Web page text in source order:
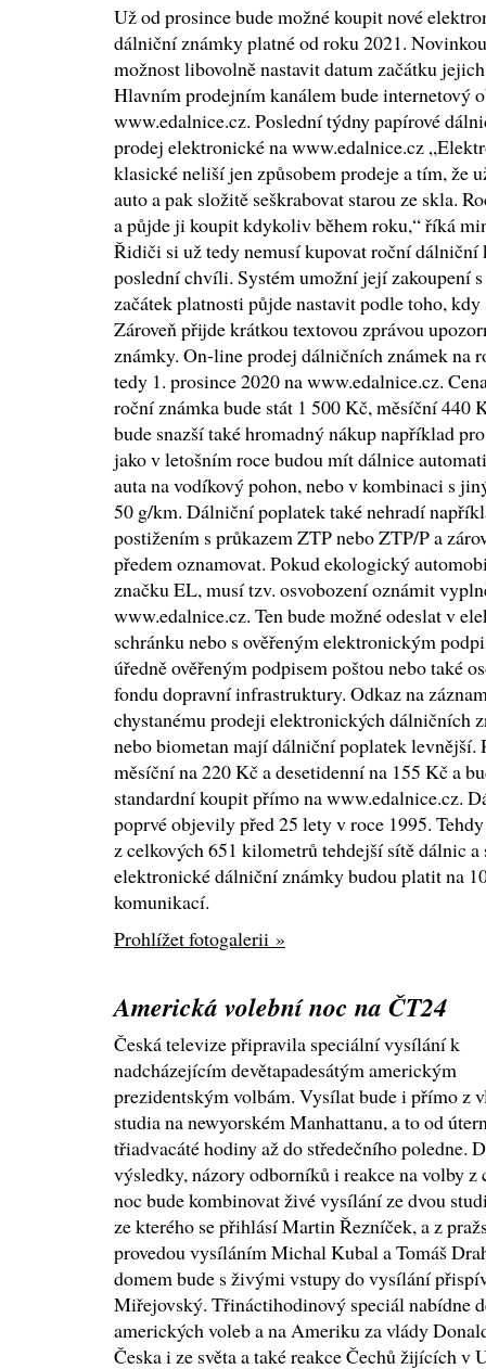
Už od prosince bude možné koupit nové
dálniční známky platné od roku 2021.
možnost libovolně nastavit datum začátku
Hlavním prodejním kanálem bude internetový
www.edalnice.cz. Poslední týdny papírové
prodej elektronické na www.edalnice.cz
klasické neliší jen způsobem prodeje a tím, že
auto a pak složitě seškrabovat starou ze skla.
a půjde ji koupit kdykoliv během roku,“ říká
Řidiči si už tedy nemusí kupovat roční dálniční
poslední chvíli. Systém umožní její zakoupení
začátek platnosti půjde nastavit podle toho,
Zároveň přijde krátkou textovou zprávou
známky. On-line prodej dálničních známek na
tedy 1. prosince 2020 na www.edalnice.cz.
roční známka bude stát 1 500 Kč, měsíční 440
bude snazší také hromadný nákup například
jako v letošním roce budou mít dálnice
auta na vodíkový pohon, nebo v kombinaci s
50 g/km. Dálniční poplatek také nehradí
postižením s průkazem ZTP nebo ZTP/P a
předem oznamovat. Pokud ekologický
značku EL, musí tzv. osvobození oznámit
www.edalnice.cz. Ten bude možné odeslat v
schránku nebo s ověřeným elektronickým
úředně ověřeným podpisem poštou nebo také
fondu dopravní infrastruktury. Odkaz na
chystanému prodeji elektronických dálničních
nebo biometan mají dálniční poplatek levnější.
měsíční na 220 Kč a desetidenní na 155 Kč a
standardní koupit přímo na www.edalnice.cz.
poprvé objevily před 25 lety v roce 1995.
z celkových 651 kilometrů tehdejší sítě dálnic
elektronické dálniční známky budou platit na
komunikací.
Prohlížet fotogalerii »
Americká volební noc na ČT24
Česká televize připravila speciální vysílání k
nadcházejícím devětapadesátým americkým
prezidentským volbám. Vysílat bude i přímo z
studia na newyorském Manhattanu, a to od
třiadvacáté hodiny až do středečního poledne.
výsledky, názory odborníků i reakce na volby
noc bude kombinovat živé vysílání ze dvou
ze kterého se přihlásí Martin Řezníček, a z
provedou vysíláním Michal Kubal a Tomáš
domem bude s živými vstupy do vysílání
Miřejovský. Třináctihodinový speciál nabídne
amerických voleb a na Ameriku za vlády
Česka i ze světa a také reakce Čechů žijících v